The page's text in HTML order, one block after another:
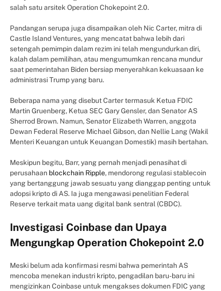
salah satu arsitek Operation Chokepoint 2.0.
Pandangan serupa juga disampaikan oleh Nic Carter, mitra di
Castle Island Ventures, yang mencatat bahwa lebih dari
setengah pemimpin dalam rezim ini telah mengundurkan diri,
kalah dalam pemilihan, atau mengumumkan rencana mundur
saat pemerintahan Biden bersiap menyerahkan kekuasaan ke
administrasi Trump yang baru.
Beberapa nama yang disebut Carter termasuk Ketua FDIC
Martin Gruenberg, Ketua SEC Gary Gensler, dan Senator AS
Sherrod Brown. Namun, Senator Elizabeth Warren, anggota
Dewan Federal Reserve Michael Gibson, dan Nellie Lang (Wakil
Menteri Keuangan untuk Keuangan Domestik) masih bertahan.
Meskipun begitu, Barr, yang pernah menjadi penasihat di
perusahaan blockchain Ripple, mendorong regulasi stablecoin
yang bertanggung jawab sesuatu yang dianggap penting untuk
adopsi kripto di AS. Ia juga mengawasi penelitian Federal
Reserve terkait mata uang digital bank sentral (CBDC).
Investigasi Coinbase dan Upaya
Mengungkap Operation Chokepoint 2.0
Meski belum ada konfirmasi resmi bahwa pemerintah AS
mencoba menekan industri kripto, pengadilan baru-baru ini
mengizinkan Coinbase untuk mengakses dokumen FDIC yang